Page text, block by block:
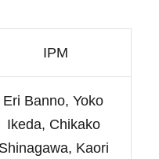
IPM
Eri Banno, Yoko
Ikeda, Chikako
Shinagawa, Kaori